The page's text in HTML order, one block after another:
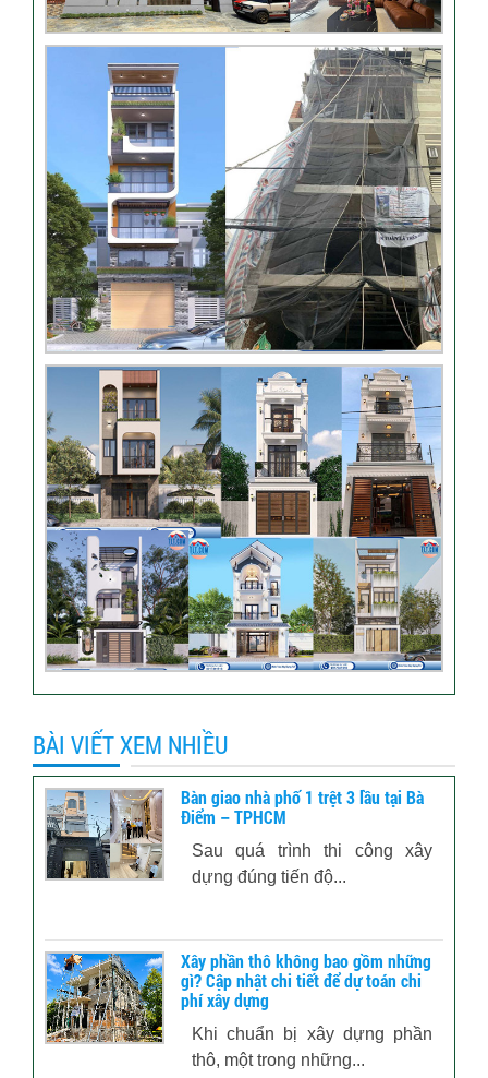
Video đánh giá từ khách
hàng chị Oanh – sửa nhà
Nhận xét khách hàng nhà
chú Trung – Gò Vấp
BÀI VIẾT XEM NHIỀU
Bàn giao nhà phố 1 trệt 3 lầu tại Bà
Điểm – TPHCM
Sau quá trình thi công xây
dựng đúng tiến độ...
Xây phần thô không bao gồm những
gì? Cập nhật chi tiết để dự toán chi
phí xây dựng
Khi chuẩn bị xây dựng phần
thô, một trong những...